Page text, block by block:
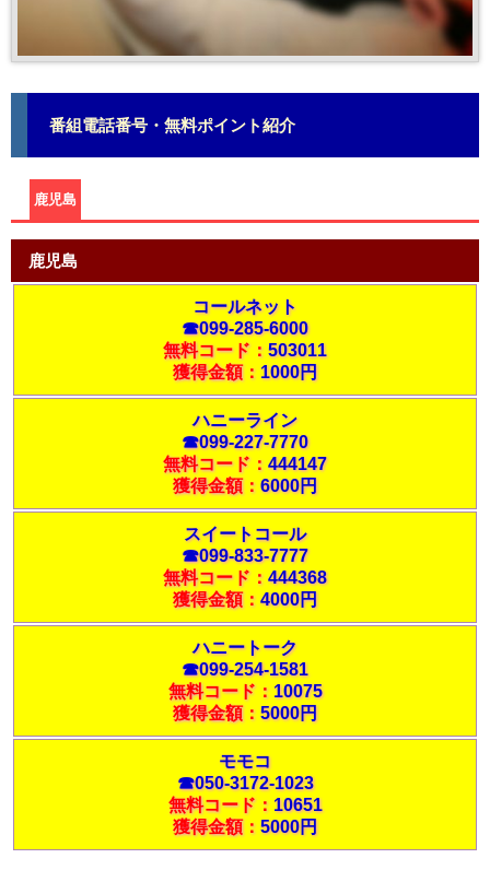
番組電話番号・無料ポイント紹介
鹿児島
鹿児島
コールネット
☎099-285-6000
無料コード： 503011
獲得金額： 1000円
ハニーライン
☎099-227-7770
無料コード： 444147
獲得金額： 6000円
スイートコール
☎099-833-7777
無料コード： 444368
獲得金額： 4000円
ハニートーク
☎099-254-1581
無料コード： 10075
獲得金額： 5000円
モモコ
☎050-3172-1023
無料コード： 10651
獲得金額： 5000円